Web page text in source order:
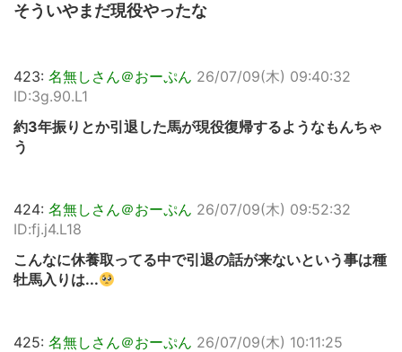
そういやまだ現役やったな
423: 名無しさん＠おーぷん 26/07/09(木) 09:40:32
ID:3g.90.L1
約3年振りとか引退した馬が現役復帰するようなもんちゃ
う
424: 名無しさん＠おーぷん 26/07/09(木) 09:52:32
ID:fj.j4.L18
こんなに休養取ってる中で引退の話が来ないという事は種
牡馬入りは...
425: 名無しさん＠おーぷん 26/07/09(木) 10:11:25